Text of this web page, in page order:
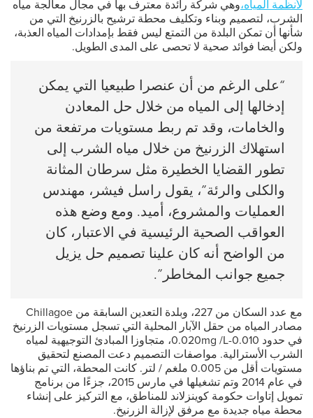
لأنظمة المياه،وهي شركة رائدة معترف بها في مجال معالجة مياه
الشرب، لتصميم وبناء وتكليف محطة ترشيح بالزرنيخ التي من
شأنها أن تمكن البلدة من التمتع ليس فقط بإمدادات المياه العذبة،
ولكن أيضا فوائد صحية لا تحصى على المدى الطويل.
“على الرغم من أن عنصرا طبيعيا التي يمكن
إدخالها إلى المياه من خلال حل المعادن
والخامات، وقد تم ربط مستويات مرتفعة من
استهلاك الزرنيخ من خلال مياه الشرب إلى
تطور القضايا الخطيرة مثل سرطان المثانة
والكلى والرئة”، يقول راسل فيشر، مهندس
العمليات والمشروع، أميد. ومع وضع هذه
العواقب الصحية الرئيسية في الاعتبار، كان
من الواضح أنه كان علينا تصميم حل يزيل
جميع جوانب المخاطر”.
مع عدد السكان من 227، وبلدة التعدين السابقة من Chillagoe
مصادر المياه من حقل الآبار المحلية التي تسجل مستويات الزرنيخ
في حدود 0.010-0.020mg /L، متجاوزا المبادئ التوجيهية لمياه
الشرب الأسترالية. مواصفات التصميم دعت المصنع لتحقيق
مستويات أقل من 0.005 ملغم / لتر. كانت المحطة، التي تم بناؤها
في عام 2014 وتم تشغيلها في مارس 2015، جزءًا من برنامج
تمويل إتاوات حكومة كوينزلاند للمناطق، مع التركيز على إنشاء
محطة مياه جديدة مع مرفق لإزالة الزرنيخ.